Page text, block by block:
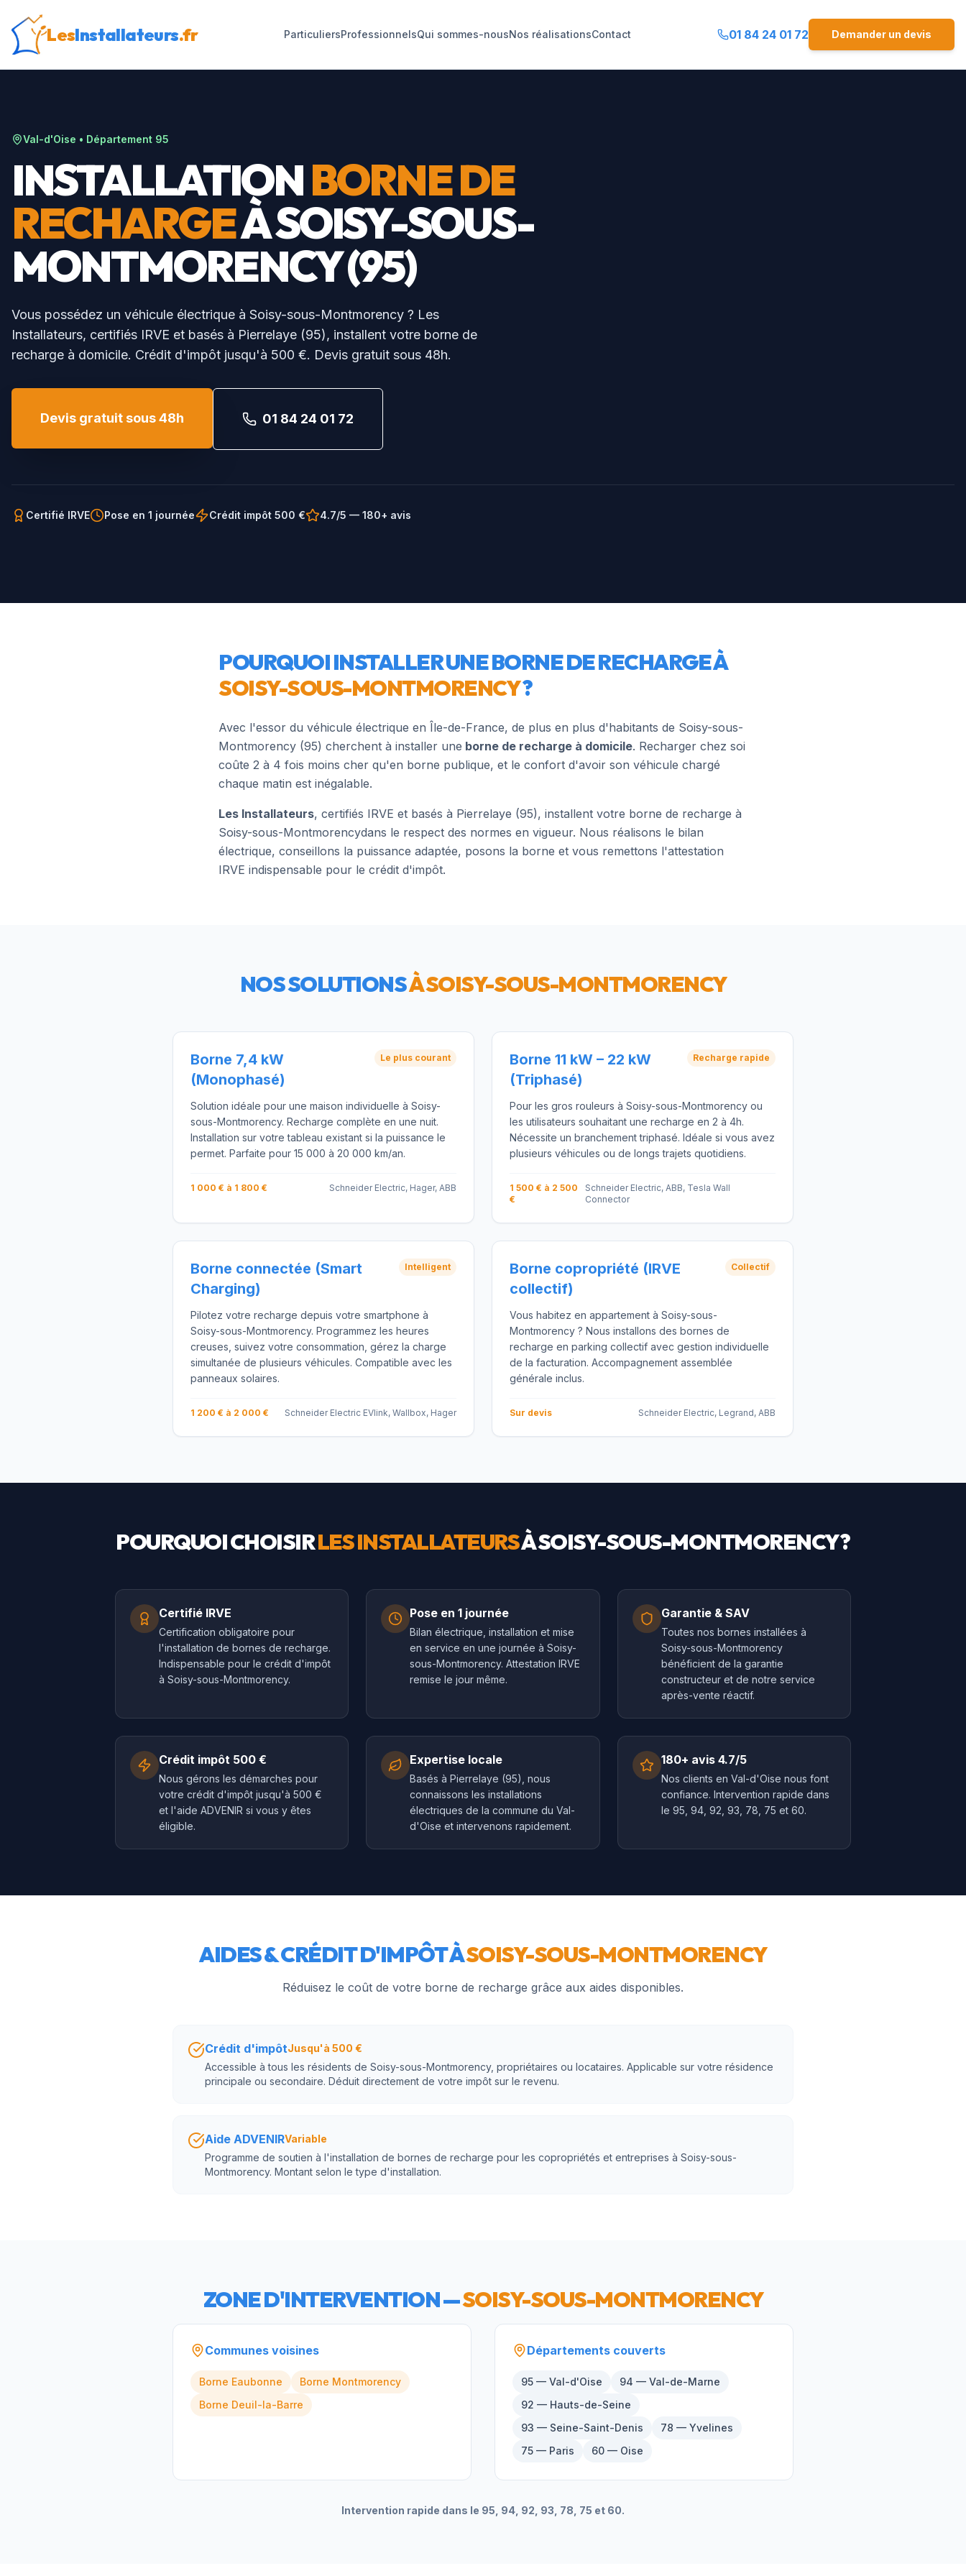
LesInstallateurs.fr ParticuliersProfessionnelsQui sommes-nousNos réalisationsContact 01 84 24 01 72 Demander un devis
Val-d'Oise • Département 95
INSTALLATIONBORNE DE
RECHARGEÀSOISY-SOUS-
MONTMORENCY(95)
Vous possédez un véhicule électrique à Soisy-sous-Montmorency ? Les
Installateurs, certifiés IRVE et basés à Pierrelaye (95), installent votre borne de
recharge à domicile. Crédit d'impôt jusqu'à 500 €. Devis gratuit sous 48h.
Devis gratuit sous 48h 01 84 24 01 72
Certifié IRVE Pose en 1 journée Crédit impôt 500 € 4.7/5 — 180+ avis
POURQUOI INSTALLER UNE BORNE DE RECHARGE À
SOISY-SOUS-MONTMORENCY?
Avec l'essor du véhicule électrique en Île-de-France, de plus en plus d'habitants de Soisy-sous-
Montmorency (95) cherchent à installer une borne de recharge à domicile. Recharger chez soi
coûte 2 à 4 fois moins cher qu'en borne publique, et le confort d'avoir son véhicule chargé
chaque matin est inégalable.
Les Installateurs, certifiés IRVE et basés à Pierrelaye (95), installent votre borne de recharge à
Soisy-sous-Montmorencydans le respect des normes en vigueur. Nous réalisons le bilan
électrique, conseillons la puissance adaptée, posons la borne et vous remettons l'attestation
IRVE indispensable pour le crédit d'impôt.
NOS SOLUTIONSÀSOISY-SOUS-MONTMORENCY
Borne 7,4 kW
(Monophasé)
Le plus courant
Solution idéale pour une maison individuelle à Soisy-
sous-Montmorency. Recharge complète en une nuit.
Installation sur votre tableau existant si la puissance le
permet. Parfaite pour 15 000 à 20 000 km/an.
1 000 € à 1 800 € Schneider Electric, Hager, ABB
Borne 11 kW – 22 kW
(Triphasé)
Recharge rapide
Pour les gros rouleurs à Soisy-sous-Montmorency ou
les utilisateurs souhaitant une recharge en 2 à 4h.
Nécessite un branchement triphasé. Idéale si vous avez
plusieurs véhicules ou de longs trajets quotidiens.
1 500 € à 2 500
€
Schneider Electric, ABB, Tesla Wall
Connector
Borne connectée (Smart
Charging)
Intelligent
Pilotez votre recharge depuis votre smartphone à
Soisy-sous-Montmorency. Programmez les heures
creuses, suivez votre consommation, gérez la charge
simultanée de plusieurs véhicules. Compatible avec les
panneaux solaires.
1 200 € à 2 000 € Schneider Electric EVlink, Wallbox, Hager
Borne copropriété (IRVE
collectif)
Collectif
Vous habitez en appartement à Soisy-sous-
Montmorency ? Nous installons des bornes de
recharge en parking collectif avec gestion individuelle
de la facturation. Accompagnement assemblée
générale inclus.
Sur devis Schneider Electric, Legrand, ABB
POURQUOI CHOISIRLES INSTALLATEURSÀSOISY-SOUS-MONTMORENCY?
Certifié IRVE
Certification obligatoire pour
l'installation de bornes de recharge.
Indispensable pour le crédit d'impôt
à Soisy-sous-Montmorency.
Pose en 1 journée
Bilan électrique, installation et mise
en service en une journée à Soisy-
sous-Montmorency. Attestation IRVE
remise le jour même.
Garantie & SAV
Toutes nos bornes installées à
Soisy-sous-Montmorency
bénéficient de la garantie
constructeur et de notre service
après-vente réactif.
Crédit impôt 500 €
Nous gérons les démarches pour
votre crédit d'impôt jusqu'à 500 €
et l'aide ADVENIR si vous y êtes
éligible.
Expertise locale
Basés à Pierrelaye (95), nous
connaissons les installations
électriques de la commune du Val-
d'Oise et intervenons rapidement.
180+ avis 4.7/5
Nos clients en Val-d'Oise nous font
confiance. Intervention rapide dans
le 95, 94, 92, 93, 78, 75 et 60.
AIDES & CRÉDIT D'IMPÔT ÀSOISY-SOUS-MONTMORENCY
Réduisez le coût de votre borne de recharge grâce aux aides disponibles.
Crédit d'impôtJusqu'à 500 €
Accessible à tous les résidents de Soisy-sous-Montmorency, propriétaires ou locataires. Applicable sur votre résidence
principale ou secondaire. Déduit directement de votre impôt sur le revenu.
Aide ADVENIRVariable
Programme de soutien à l'installation de bornes de recharge pour les copropriétés et entreprises à Soisy-sous-
Montmorency. Montant selon le type d'installation.
ZONE D'INTERVENTION —SOISY-SOUS-MONTMORENCY
Communes voisines
Borne Eaubonne Borne Montmorency
Borne Deuil-la-Barre
Départements couverts
95 — Val-d'Oise
94 — Val-de-Marne
92 — Hauts-de-Seine
93 — Seine-Saint-Denis
78 — Yvelines
75 — Paris
60 — Oise
Intervention rapide dans le 95, 94, 92, 93, 78, 75 et 60.